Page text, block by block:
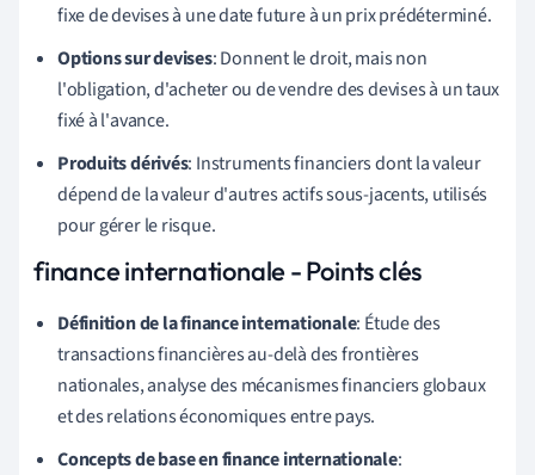
fixe de devises à une date future à un prix prédéterminé.
Options sur devises: Donnent le droit, mais non
l'obligation, d'acheter ou de vendre des devises à un taux
fixé à l'avance.
Produits dérivés: Instruments financiers dont la valeur
dépend de la valeur d'autres actifs sous-jacents, utilisés
pour gérer le risque.
finance internationale - Points clés
Définition de la finance internationale: Étude des
transactions financières au-delà des frontières
nationales, analyse des mécanismes financiers globaux
et des relations économiques entre pays.
Concepts de base en finance internationale: